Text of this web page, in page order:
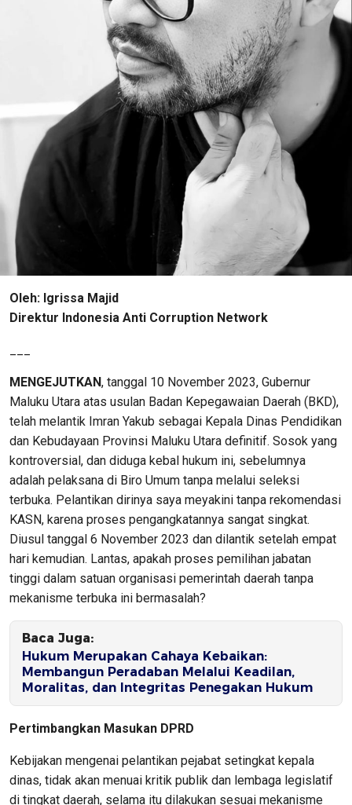
Oleh: Igrissa Majid
Direktur Indonesia Anti Corruption Network
MENGEJUTKAN, tanggal 10 November 2023, Gubernur
Maluku Utara atas usulan Badan Kepegawaian Daerah (BKD),
telah melantik Imran Yakub sebagai Kepala Dinas Pendidikan
dan Kebudayaan Provinsi Maluku Utara definitif. Sosok yang
kontroversial, dan diduga kebal hukum ini, sebelumnya
adalah pelaksana di Biro Umum tanpa melalui seleksi
terbuka. Pelantikan dirinya saya meyakini tanpa rekomendasi
KASN, karena proses pengangkatannya sangat singkat.
Diusul tanggal 6 November 2023 dan dilantik setelah empat
hari kemudian. Lantas, apakah proses pemilihan jabatan
tinggi dalam satuan organisasi pemerintah daerah tanpa
mekanisme terbuka ini bermasalah?
Baca Juga:
Hukum Merupakan Cahaya Kebaikan:
Membangun Peradaban Melalui Keadilan,
Moralitas, dan Integritas Penegakan Hukum
Pertimbangkan Masukan DPRD
Kebijakan mengenai pelantikan pejabat setingkat kepala
dinas, tidak akan menuai kritik publik dan lembaga legislatif
di tingkat daerah, selama itu dilakukan sesuai mekanisme